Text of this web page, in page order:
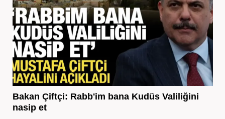
Bakan Çiftçi: Rabb'im bana Kudüs Valiliğini
nasip et